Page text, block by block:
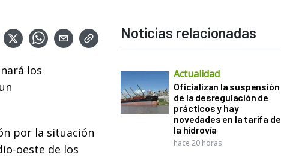
los
por la situación
oeste de los
Noticias relacionadas
Actualidad
Oficializan la suspensión
de la desregulación de
prácticos y hay
novedades en la tarifa de
la hidrovía
hace 20 horas